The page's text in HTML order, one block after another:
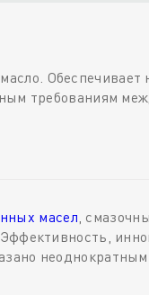
Обеспечивает
требованиям
масел,